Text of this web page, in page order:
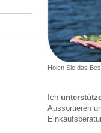
Holen Sie das
Ich
Aussortieren